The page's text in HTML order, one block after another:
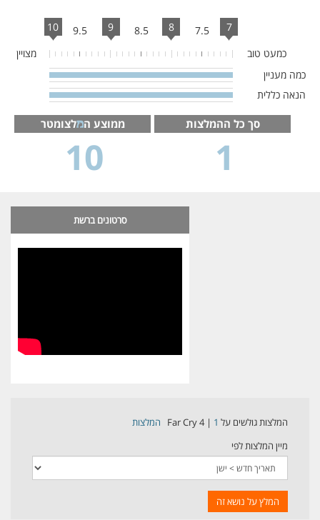
כמעט טוב
7
8
9
10 7.5
8.5
9.5
מצויין
כמה מעניין
100%
Complete
הנאה כללית
100%
Complete
ממוצע ה לצומטר
10
סך כל ההמלצות
1
סרטונים ברשת
המלצות גולשים על Far Cry 4 | 1
המלצות
מיין המלצות לפי
המלץ על נושא זה